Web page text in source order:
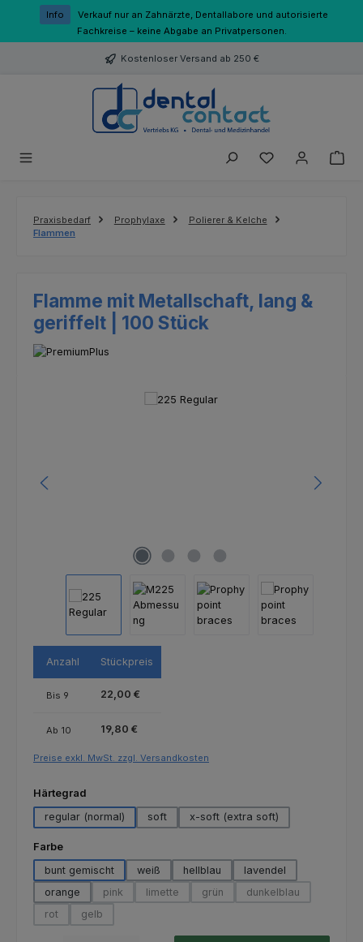
Zum Hauptinhalt springen
Info
Verkauf nur an Zahnärzte, Dentallabore und autorisierte
Fachkreise – keine Abgabe an Privatpersonen.
Kostenloser Versand ab 250 €
Du hast 0
Praxisbedarf Prophylaxe
Polierer & Kelche
Flammen
Flamme mit Metallschaft, lang &
geriffelt | 100 Stück
Bildergalerie überspringen
Anzahl Stückpreis
Bis 9 22,00 €
Ab 10 19,80 €
Preise exkl. MwSt. zzgl. Versandkosten
Härtegrad
regular (normal)
soft x-soft (extra soft)
Farbeauswählen
bunt gemischt
weiß hellblau
lavendel
orange
pink
(Diese Option ist zurzeit nicht verfügbar.)
limette
(Diese Option ist zurzeit nicht verfügbar.)
grün
(Diese Option ist zurzeit nicht
dunkelblau
(Diese Option ist
rot
(Diese Option ist zurzeit nicht verfügbar.)
gelb
(Diese Option ist zurzeit nicht verfügbar.)